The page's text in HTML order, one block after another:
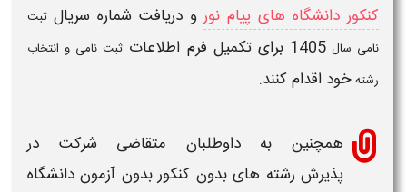
کنکور دانشگاه های پیام نورو دریافت شماره سریال ثبت
نامی سال1405 برای تکمیل فرم اطلاعات ثبت نامی و انتخاب
رشتهخود اقدام کنند.
همچنین به داوطلبان متقاضی شرکت در
پذیرش رشته های بدون کنکور بدون آزمون دانشگاه